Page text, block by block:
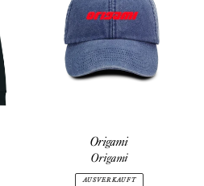
Origami
Origami
AUSVERKAUFT